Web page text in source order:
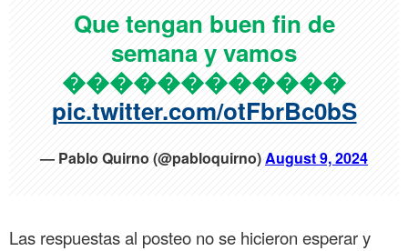
Que tengan buen fin de
semana y vamos
������������
pic.twitter.com/otFbrBc0bS
— Pablo Quirno (@pabloquirno)August 9, 2024
Las respuestas al posteo no se hicieron esperar y